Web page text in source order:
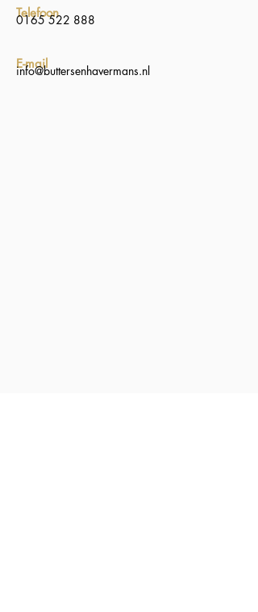
Telefoon
0165 522 888
E-mail
info@buttersenhavermans.nl